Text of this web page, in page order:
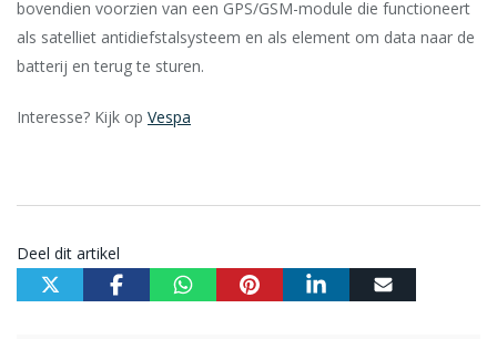
bovendien voorzien van een GPS/GSM-module die functioneert
als satelliet antidiefstalsysteem en als element om data naar de
batterij en terug te sturen.
Interesse? Kijk op Vespa
Deel dit artikel